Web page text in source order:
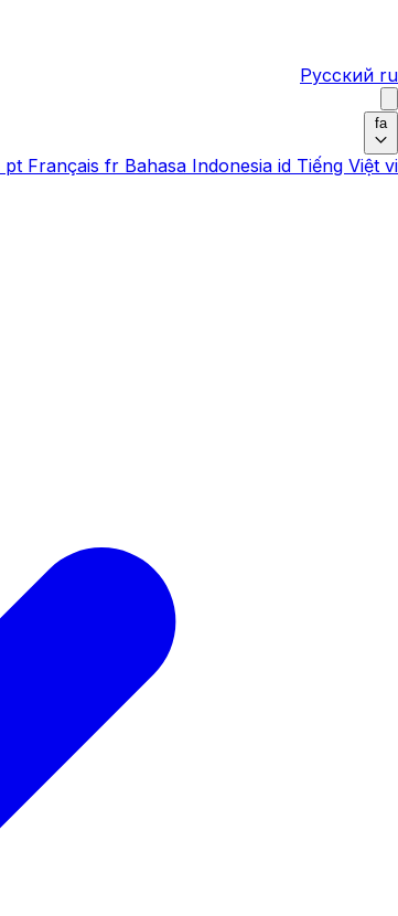
Русский ru
fa
pt Français fr Bahasa Indonesia id Tiếng Việt vi